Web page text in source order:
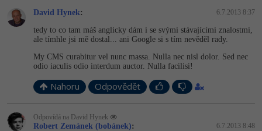
David Hynek: 6.7.2013 8:37
tedy to co tam máš anglicky dám i se svými stávajícími znalostmi,
ale tímhle jsi mě dostal... ani Google si s tím nevěděl rady.
My CMS curabitur vel nunc massa. Nulla nec nisl dolor. Sed nec
odio iaculis odio interdum auctor. Nulla facilisi!
Nahoru Odpovědět
Odpovídá na David Hynek
Robert Zemánek (bobánek): 6.7.2013 8:48